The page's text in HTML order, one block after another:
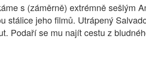
s (záměrně) extrémně sešlým
jeho filmů. Utrápený
Podaří se mu najít cestu z